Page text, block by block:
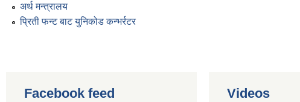
अर्थ मन्त्रालय
प्रिती फन्ट बाट युनिकोड कन्भर्रटर
Facebook feed Videos